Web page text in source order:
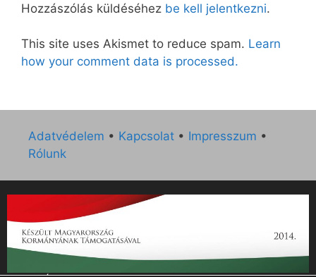
Hozzászólás küldéséhez be kell jelentkezni.
This site uses Akismet to reduce spam. Learn
how your comment data is processed.
Adatvédelem • Kapcsolat • Impresszum •
Rólunk